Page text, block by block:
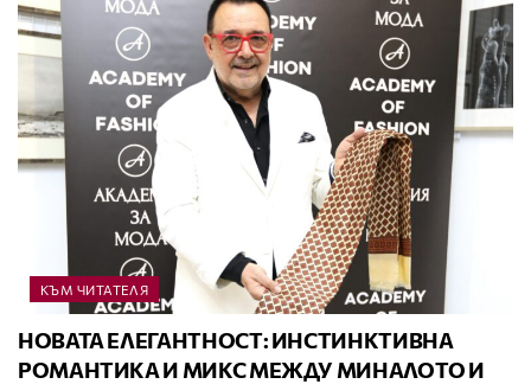
КЪМ ЧИТАТЕЛЯ
НОВАТА ЕЛЕГАНТНОСТ: ИНСТИНКТИВНА
РОМАНТИКА И МИКС МЕЖДУ МИНАЛОТО И